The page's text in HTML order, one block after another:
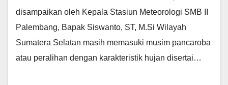
disampaikan oleh Kepala Stasiun Meteorologi SMB II
Palembang, Bapak Siswanto, ST, M.Si Wilayah
Sumatera Selatan masih memasuki musim pancaroba
atau peralihan dengan karakteristik hujan disertai…